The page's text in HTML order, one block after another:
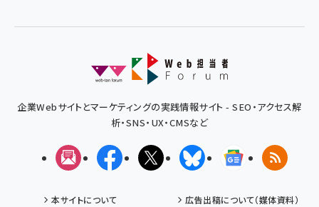
企業Webサイトとマーケティングの実践情報サイト - SEO・アクセス解
析・SNS・UX・CMSなど
メルマガFacebookX(エックス)BlueskyGoogleニュ
RSS
本サイトについて
広告出稿について（媒体資料）